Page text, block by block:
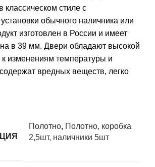
классическом стиле с
обычного наличника или
изготовлен в России и имеет
в 39 мм. Двери обладают высокой
к изменениям температуры и
вредных веществ, легко
Полотно, Полотно, коробка
2,5шт, наличники 5шт